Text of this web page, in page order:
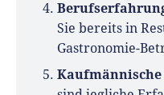
Sie bereits in
Gastronomie-